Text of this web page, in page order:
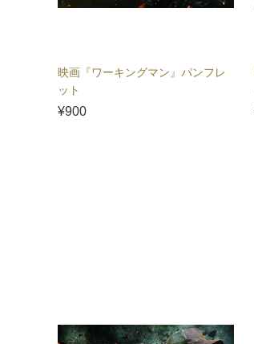
映画『ワーキングマン』パンフレ
ット
¥900